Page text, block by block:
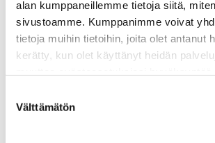
alan kumppaneillemme tietoja siitä,
sivustoamme. Kumppanimme voivat
tietoja muihin tietoihin, joita olet antanut
kerätty, kun olet käyttänyt heidän
valinta
Välttämätön
services in summarized form.
Decision making